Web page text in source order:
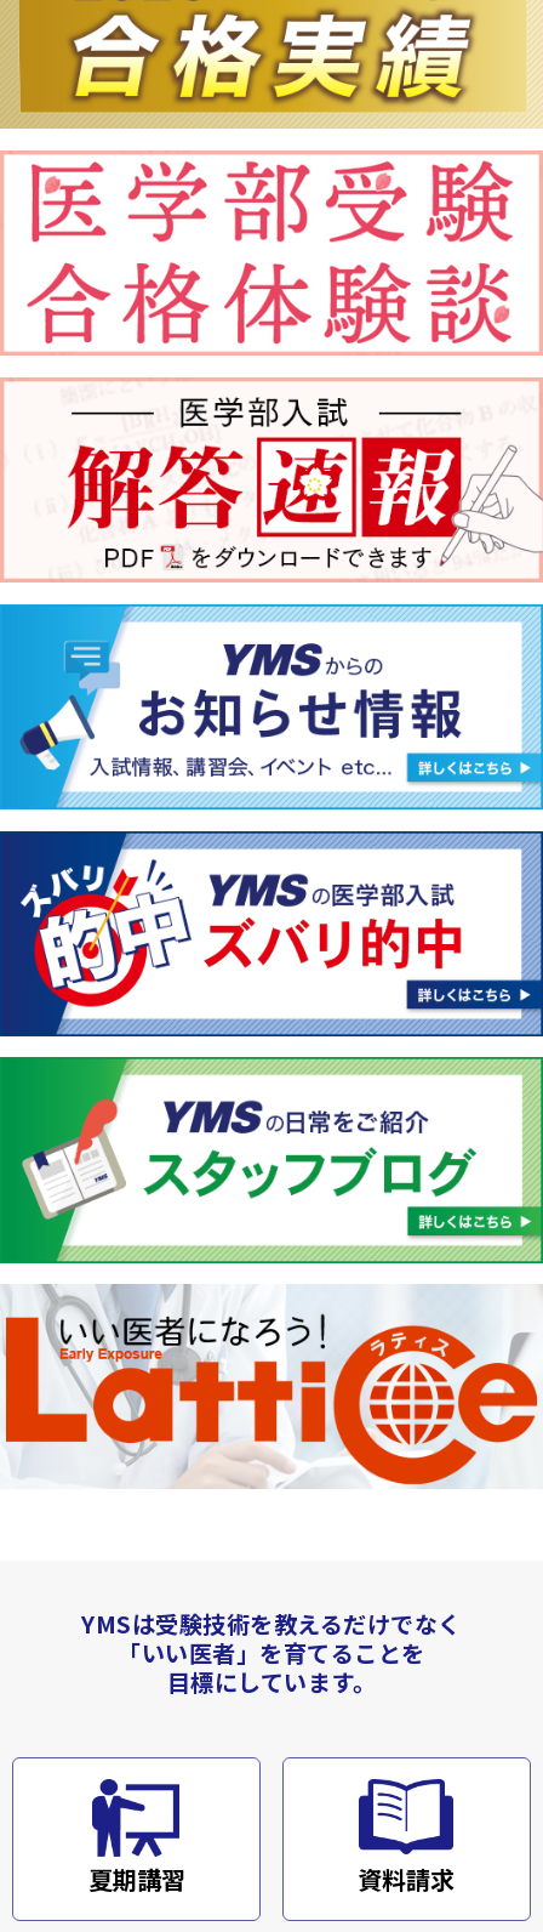
YMSは受験技術を教えるだけでなく
「いい医者」を育てることを
目標にしています。
夏期講習 資料請求